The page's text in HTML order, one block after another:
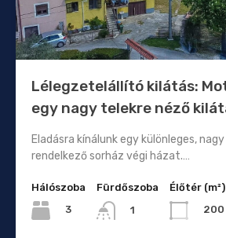
Lélegzetelállító kilátás:
egy nagy telekre néző
Eladásra kínálunk egy különleges,
rendelkező sorház végi házat.…
Hálószoba
3
Fürdőszoba
1
Élőtér (m²)
200